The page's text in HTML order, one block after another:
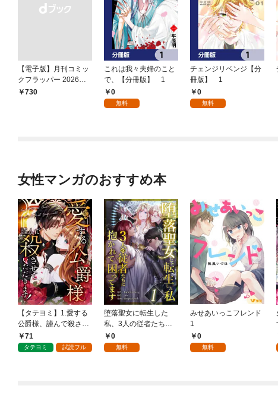
【電子版】月刊コミッ
クフラッパー 2026年9
月号
￥730
これは我々夫婦のこと
で、【分冊版】 1
0
無料
チェンジリベンジ【分
冊版】 1
0
無料
女性マンガのおすすめ本
【タテヨミ】1.愛する
公爵様、謹んで殺させ
ていただきます！
71
タテヨミ 試読フル
堕落聖女に転生した
私、3人の従者たちに
抱かれて困ってます 第
1話
0
無料
みせあいっこフレンド
1
0
無料